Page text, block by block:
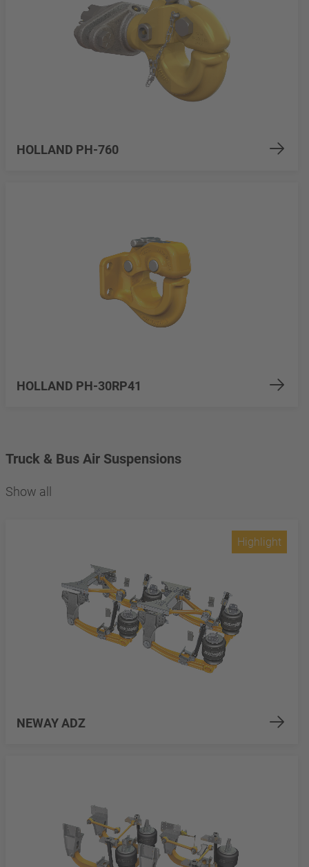
HOLLAND PH-760
HOLLAND PH-30RP41
Truck & Bus Air Suspensions
Show all
NEWAY ADZ
Highlight